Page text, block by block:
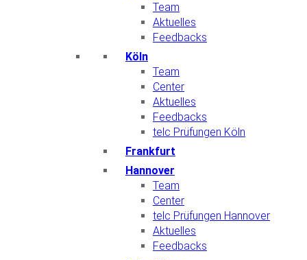
Team
Aktuelles
Feedbacks
Köln
Team
Center
Aktuelles
Feedbacks
telc Prüfungen Köln
Frankfurt
Hannover
Team
Center
telc Prüfungen Hannover
Aktuelles
Feedbacks